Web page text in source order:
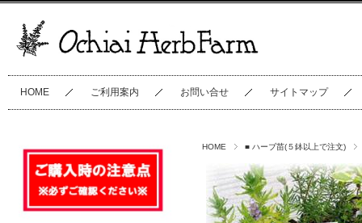
HOME ご利用案内 お問い合せ サイトマップ
HOME ■ ハーブ苗(５鉢以上で注文)